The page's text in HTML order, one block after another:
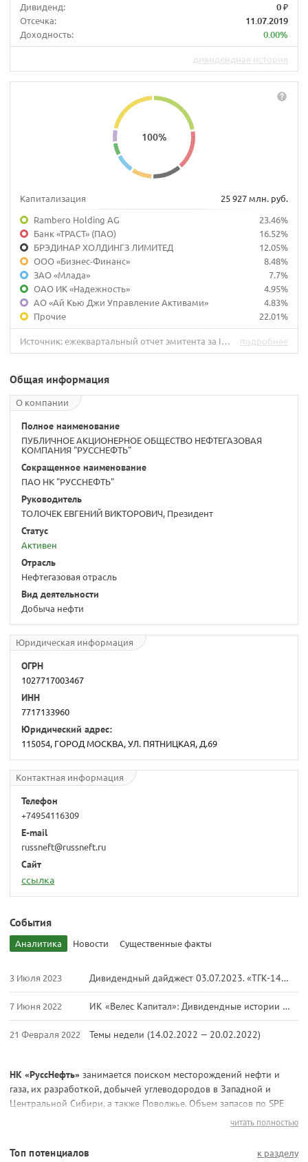
Дивиденд: 0 ₽
Отсечка: 11.07.2019
Доходность: 0.00%
дивидендная история
100%
Капитализация
25 927 млн. руб.
Rambero Holding AG
23.46%
Банк «ТРАСТ» (ПАО)
16.52%
БРЭДИНАР ХОЛДИНГЗ ЛИМИТЕД
12.05%
ООО «Бизнес-Финанс»
8.48%
ЗАО «Млада»
7.7%
ОАО ИК «Надежность»
4.95%
АО «Ай Кью Джи Управление Активами»
4.83%
Прочие
22.01%
Источник: ежеквартальный отчет эмитента за IV квартал 2019 г. подробнее
Общая информация
О компании
Полное наименование
ПУБЛИЧНОЕ АКЦИОНЕРНОЕ ОБЩЕСТВО НЕФТЕГАЗОВАЯ
КОМПАНИЯ "РУССНЕФТЬ"
Сокращенное наименование
ПАО НК "РУССНЕФТЬ"
Руководитель
ТОЛОЧЕК ЕВГЕНИЙ ВИКТОРОВИЧ, Президент
Статус
Активен
Отрасль
Нефтегазовая отрасль
Вид деятельности
Добыча нефти
Юридическая информация
ОГРН
1027717003467
ИНН
7717133960
Юридический адрес:
115054, ГОРОД МОСКВА, УЛ. ПЯТНИЦКАЯ, Д.69
Контактная информация
Телефон
+74954116309
E-mail
russneft@russneft.ru
Сайт
ссылка
События
Аналитика Новости Существенные факты
3 Июля 2023 Дивидендный дайджест 03.07.2023. «ТГК-14», «СМЗ» и «Русснефть»
7 Июня 2022 ИК «Велес Капитал»: Дивидендные истории вывели российский рынок в плюс
21 Февраля 2022 Темы недели (14.02.2022 — 20.02.2022)
НК «РуссНефть» занимается поиском месторождений нефти и
газа, их разработкой, добычей углеводородов в Западной и
Центральной Сибири, а также Поволжье. Объем запасов по SPE
составляет 210 млн тонн, а российской классификации АВ1+В2 —
инвестиций для геологоразведки, введения новых скважин,
читать полностью
Топ потенциалов к разделу